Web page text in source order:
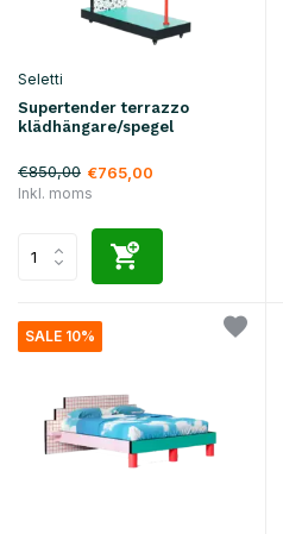
Seletti
Supertender terrazzo
klädhängare/spegel
€850,00 €765,00
Inkl. moms
SALE 10%